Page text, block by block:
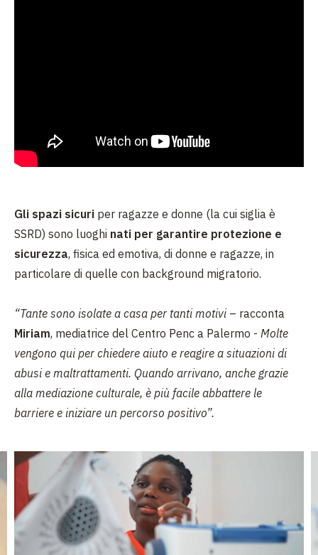
Gli spazi sicuri per ragazze e donne (la cui siglia è
SSRD) sono luoghi nati per garantire protezione e
sicurezza, fisica ed emotiva, di donne e ragazze, in
particolare di quelle con background migratorio.
“Tante sono isolate a casa per tanti motivi – racconta
Miriam, mediatrice del Centro Penc a Palermo - Molte
vengono qui per chiedere aiuto e reagire a situazioni di
abusi e maltrattamenti. Quando arrivano, anche grazie
alla mediazione culturale, è più facile abbattere le
barriere e iniziare un percorso positivo”.